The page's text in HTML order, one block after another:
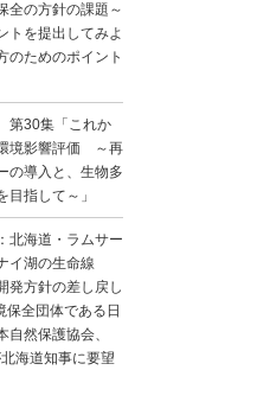
全の方針の課題～
トを提出してみよ
のためのポイント
第30集「これか
境影響評価 ～再
の導入と、生物多
目指して～」
北海道・ラムサー
イ湖の生命線
発方針の差し戻し
全団体である日
自然保護協会、
海道知事に要望